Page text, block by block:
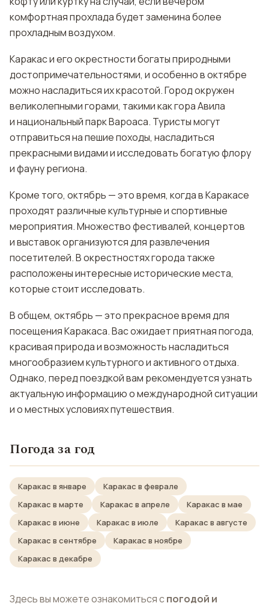
комфортная прохлада будет заменина более
прохладным воздухом.
Каракас и его окрестности богаты природными
достопримечательностями, и особенно в октябре
можно насладиться их красотой. Город окружен
великолепными горами, такими как гора Авила
и национальный парк Вароаса. Туристы могут
отправиться на пешие походы, насладиться
прекрасными видами и исследовать богатую флору
и фауну региона.
Кроме того, октябрь — это время, когда в Каракасе
проходят различные культурные и спортивные
мероприятия. Множество фестивалей, концертов
и выставок организуются для развлечения
посетителей. В окрестностях города также
расположены интересные исторические места,
которые стоит исследовать.
В общем, октябрь — это прекрасное время для
посещения Каракаса. Вас ожидает приятная погода,
красивая природа и возможность насладиться
многообразием культурного и активного отдыха.
Однако, перед поездкой вам рекомендуется узнать
актуальную информацию о международной ситуации
и о местных условиях путешествия.
Погода за год
Каракас в январе
Каракас в феврале
Каракас в марте
Каракас в апреле
Каракас в мае
Каракас в июне
Каракас в июле
Каракас в августе
Каракас в сентябре
Каракас в ноябре
Каракас в декабре
Здесь вы можете ознакомиться спогодой и